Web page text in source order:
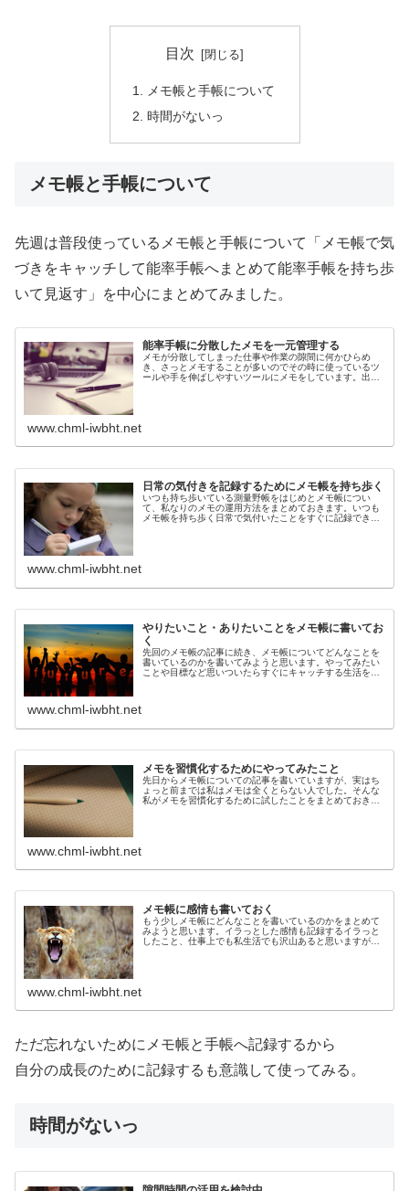
目次
メモ帳と手帳について
時間がないっ
メモ帳と手帳について
先週は普段使っているメモ帳と手帳について「メモ帳で気
づきをキャッチして能率手帳へまとめて能率手帳を持ち歩
いて見返す」を中心にまとめてみました。
能率手帳に分散したメモを一元管理する
メモが分散してしまった仕事や作業の隙間に何かひらめ
き、さっとメモすることが多いのでその時に使っているツ
ールや手を伸ばしやすいツールにメモをしています。出勤
www.chml-iwbht.net
日常の気付きを記録するためにメモ帳を持ち歩く
いつも持ち歩いている測量野帳をはじめとメモ帳につい
て、私なりのメモの運用方法をまとめておきます。いつも
メモ帳を持ち歩く日常で気付いたことをすぐに記録できる
www.chml-iwbht.net
やりたいこと・ありたいことをメモ帳に書いてお
く
先回のメモ帳の記事に続き、メモ帳についてどんなことを
書いているのかを書いてみようと思います。やってみたい
ことや目標など思いついたらすぐにキャッチする生活をし
www.chml-iwbht.net
メモを習慣化するためにやってみたこと
先日からメモ帳についての記事を書いていますが、実はち
ょっと前までは私はメモは全くとらない人でした。そんな
私がメモを習慣化するために試したことをまとめておきま
www.chml-iwbht.net
メモ帳に感情も書いておく
もう少しメモ帳にどんなことを書いているのかをまとめて
みようと思います。イラっとした感情も記録するイラっと
したこと、仕事上でも私生活でも沢山あると思いますが私
www.chml-iwbht.net
ただ忘れないためにメモ帳と手帳へ記録するから
自分の成長のために記録するも意識して使ってみる。
時間がないっ